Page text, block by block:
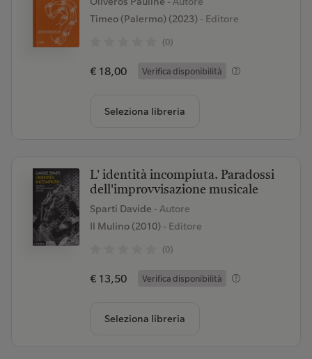
Timeo (Palermo) (2023)- Editore
(0)
€ 18,00 Verifica disponibilità
Seleziona libreria
L' identità incompiuta. Paradossi
dell'improvvisazione musicale
Sparti Davide - Autore
Il Mulino (2010)- Editore
(0)
€ 13,50 Verifica disponibilità
Seleziona libreria